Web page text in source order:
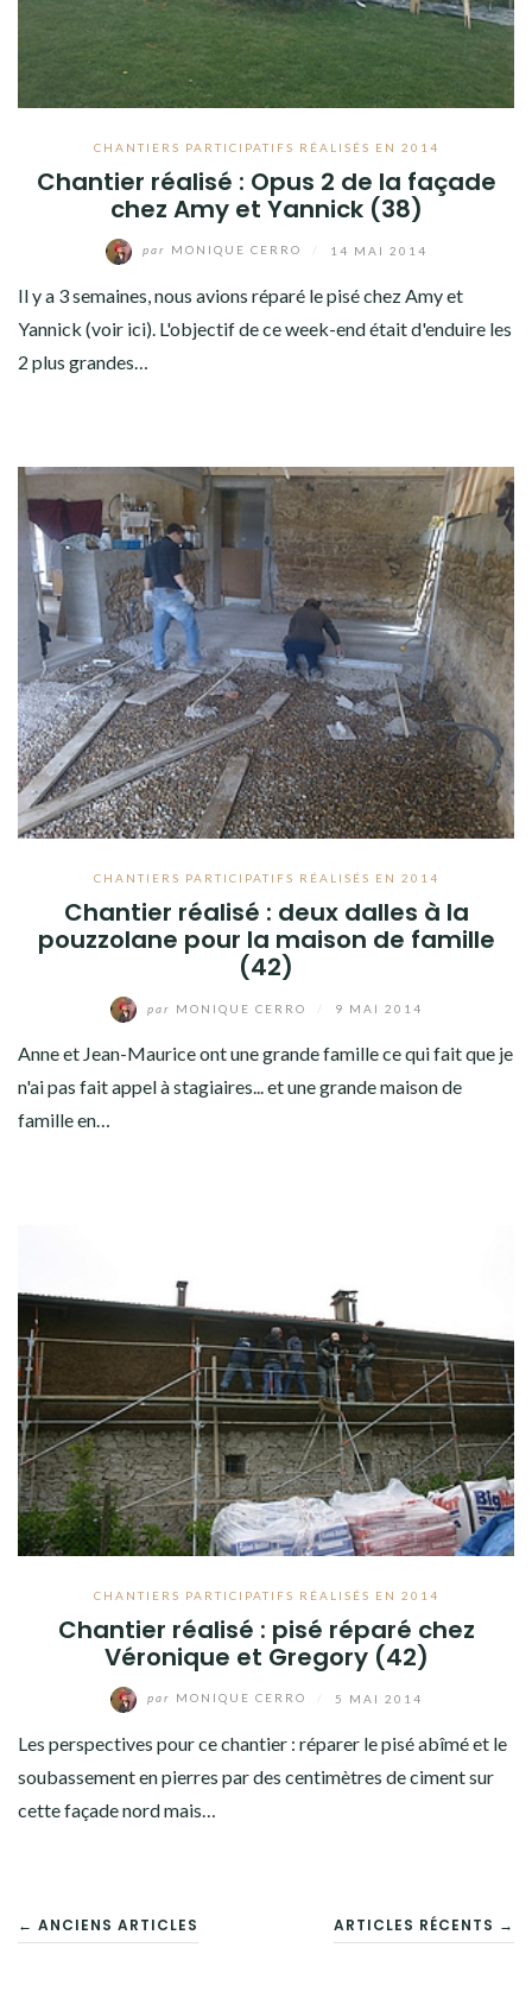
CHANTIERS PARTICIPATIFS RÉALISÉS EN 2014
Chantier réalisé : Opus 2 de la façade
chez Amy et Yannick (38)
par MONIQUE CERRO 14 MAI 2014
Il y a 3 semaines, nous avions réparé le pisé chez Amy et
Yannick (voir ici). L'objectif de ce week-end était d'enduire les
2 plus grandes…
CHANTIERS PARTICIPATIFS RÉALISÉS EN 2014
Chantier réalisé : deux dalles à la
pouzzolane pour la maison de famille
(42)
par MONIQUE CERRO 9 MAI 2014
Anne et Jean-Maurice ont une grande famille ce qui fait que je
n'ai pas fait appel à stagiaires... et une grande maison de
famille en…
CHANTIERS PARTICIPATIFS RÉALISÉS EN 2014
Chantier réalisé : pisé réparé chez
Véronique et Gregory (42)
par MONIQUE CERRO 5 MAI 2014
Les perspectives pour ce chantier : réparer le pisé abîmé et le
soubassement en pierres par des centimètres de ciment sur
cette façade nord mais…
NAVIGATION
← ANCIENS ARTICLES ARTICLES RÉCENTS →